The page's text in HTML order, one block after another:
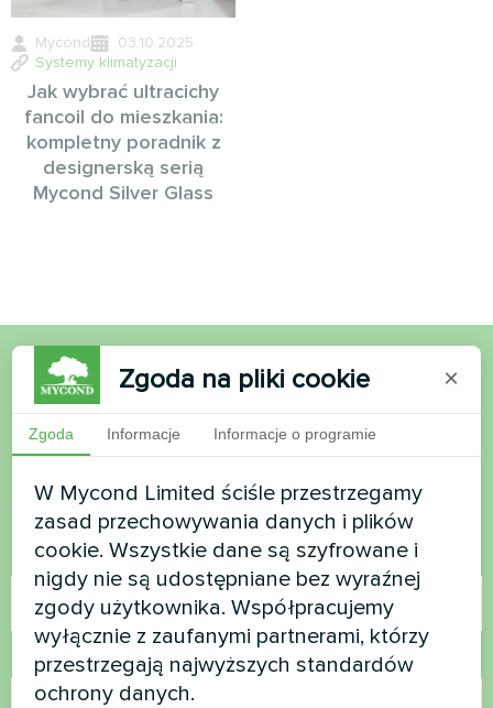
Mycond
03.10.2025
Systemy klimatyzacji
Jak wybrać ultracichy
fancoil do mieszkania:
kompletny poradnik z
designerską serią
Mycond Silver Glass
Chcesz kupić lub masz
pytania?
Skontaktuj się z nami, a pomożemy Ci
Nazwa
Numer telefonu
Zgoda na pliki cookie ×
Zgoda Informacje Informacje o programie
W Mycond Limited ściśle przestrzegamy
zasad przechowywania danych i plików
cookie. Wszystkie dane są szyfrowane i
nigdy nie są udostępniane bez wyraźnej
zgody użytkownika. Współpracujemy
wyłącznie z zaufanymi partnerami, którzy
przestrzegają najwyższych standardów
ochrony danych.